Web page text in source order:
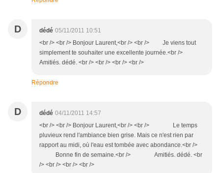
D dédé 05/11/2011 10:51
<br /> <br /> Bonjour Laurent,<br /> <br /> Je viens tout
simplement te souhaiter une excellente journée.<br />
Amitiés. dédé. <br /> <br /> <br /> <br />
Répondre
D dédé 04/11/2011 14:57
<br /> <br /> Bonjour Laurent,<br /> <br /> Le temps
pluvieux rend l'ambiance bien grise. Mais ce n'est rien par
rapport au midi, où l'eau est tombée avec abondance.<br />
Bonne fin de semaine.<br /> Amitiés. dédé. <br
/> <br /> <br /> <br />